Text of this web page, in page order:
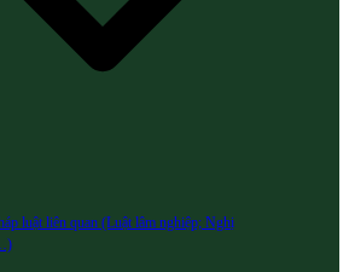
luật liên quan (Luật lâm nghiệp; Nghị